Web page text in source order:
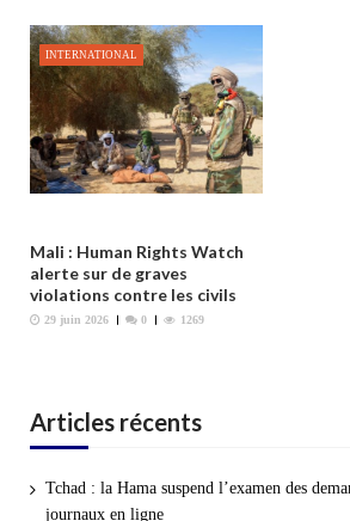
l
eINTERNATIONAL
Mali : Human Rights Watch
alerte sur de graves
violations contre les civils
29 juin 2026 0 1269
Articles récents
Tchad : la Hama suspend l’examen des
journaux en ligne